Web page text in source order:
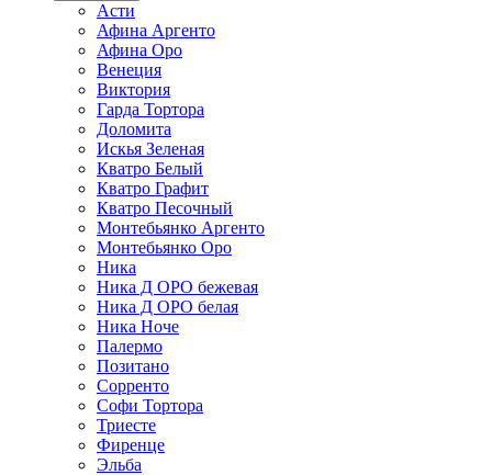
Асти
Афина Аргенто
Афина Оро
Венеция
Виктория
Гарда Тортора
Доломита
Искья Зеленая
Кватро Белый
Кватро Графит
Кватро Песочный
Монтебьянко Аргенто
Монтебьянко Оро
Ника
Ника Д ОРО бежевая
Ника Д ОРО белая
Ника Ноче
Палермо
Позитано
Сорренто
Софи Тортора
Триесте
Фиренце
Эльба